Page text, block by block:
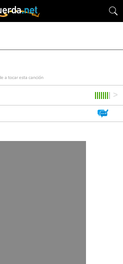
a tocar esta canción